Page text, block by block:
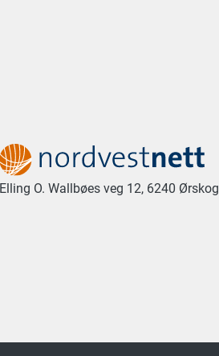
Elling O. Wallbøes veg 12, 6240 Ørskog